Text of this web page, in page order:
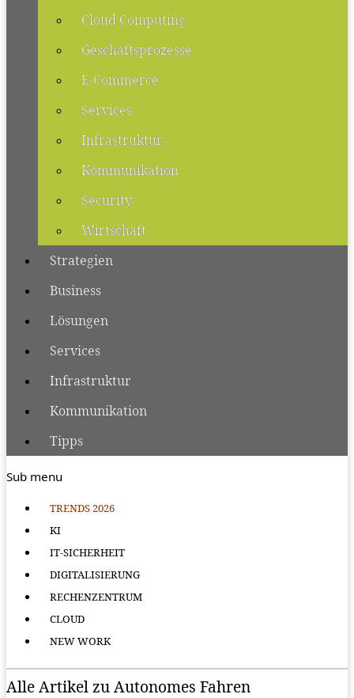
Cloud Computing
Geschäftsprozesse
E-Commerce
Services
Infrastruktur
Kommunikation
Security
Wirtschaft
Strategien
Business
Lösungen
Services
Infrastruktur
Kommunikation
Tipps
Sub menu
TRENDS 2026
KI
IT-SICHERHEIT
DIGITALISIERUNG
RECHENZENTRUM
CLOUD
NEW WORK
Alle Artikel zu Autonomes Fahren